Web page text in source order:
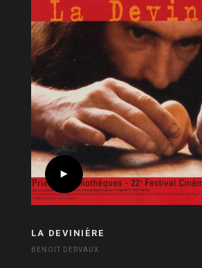
LA DEVINIÈRE
BENOIT DERVAUX